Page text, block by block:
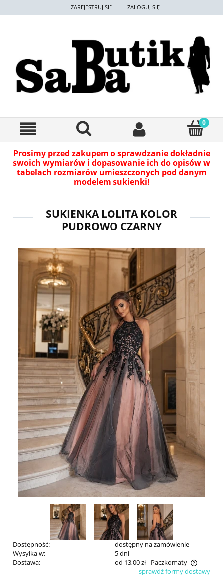
ZAREJESTRUJ SIĘ ZALOGUJ SIĘ
Prosimy przed zakupem o sprawdzanie dokładnie
swoich wymiarów i dopasowanie ich do opisów w
tabelach rozmiarów umieszczonych pod danym
modelem sukienki!
SUKIENKA LOLITA KOLOR
PUDROWO CZARNY
Dostępność:
dostępny na zamówienie
Wysyłka w:
5 dni
Dostawa:
od 13,00 zł- Paczkomaty
Cena nie zawiera ewentualnych kosztów płatnościsprawdź formy dostawy